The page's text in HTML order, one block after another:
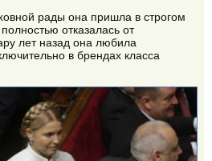
рады она пришла в строгом
отказалась от
лет назад она любила
в брендах класса